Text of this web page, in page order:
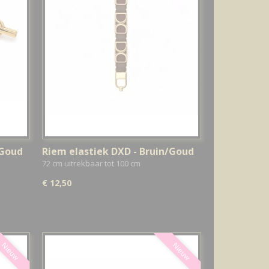
Riem elastiek DXD - Bruin/Goud
72 cm uitrekbaar tot 100 cm
€ 12,50
Nieuw Nieuw